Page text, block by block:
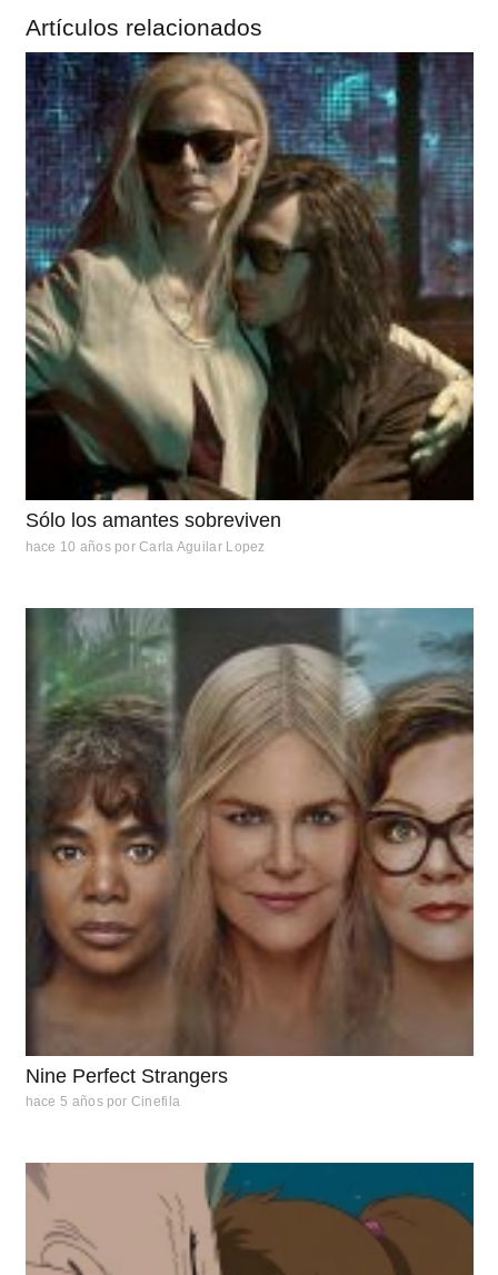
Artículos relacionados
Sólo los amantes sobreviven
hace 10 años por Carla Aguilar Lopez
Nine Perfect Strangers
hace 5 años por Cinefila